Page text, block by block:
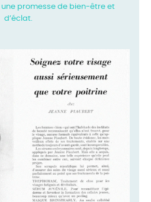
une promesse de bien-être et
d’éclat.